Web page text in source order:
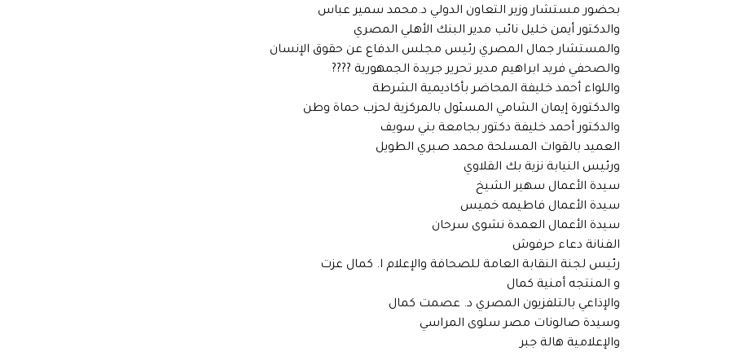
بحضور مستشار وزير التعاون الدولي د.محمد سمير عباس
والدكتور أيمن خليل نائب مدير البنك الأهلي المصري
والمستشار جمال المصري رئيس مجلس الدفاع عن حقوق الإنسان
والصحفي فريد ابراهيم مدير تحرير جريدة الجمهورية ????
واللواء أحمد خليفة المحاضر بأكاديمية الشرطة
والدكتورة إيمان الشامي المسئول بالمركزية لحزب حماة وطن
والدكتور أحمد خليفة دكتور بجامعة بني سويف
العميد بالقوات المسلحة محمد صبري الطويل
ورئيس النيابة نزية بك القلاوي
سيدة الأعمال سهير الشيخ
سيدة الأعمال فاطيمه خميس
سيدة الأعمال العمدة نشوى سرحان
الفنانة دعاء حرفوش
رئيس لجنة النقابة العامة للصحافة والإعلام ا. كمال عزت
و المنتجه أمنية كمال
والإذاعي بالتلفزيون المصري د. عصمت كمال
وسيدة صالونات مصر سلوى المراسي
والإعلامية هالة جبر